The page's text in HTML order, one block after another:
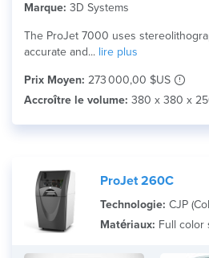
Marque: 3D Systems
The ProJet 7000 uses
accurate and... lire plus
Prix Moyen: 273 000,00 $US
Accroître le volume: 380 x 380 x
ProJet 260C
Technologie: CJP
Matériaux: Full color